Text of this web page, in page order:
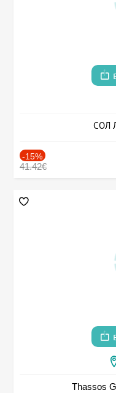
СОЛ
-15%
41.42€
Thassos